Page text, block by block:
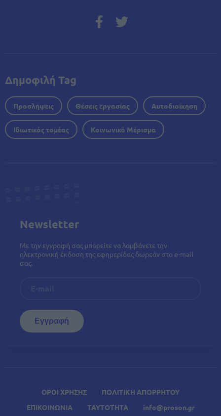
ΟΡΟΙ ΧΡΗΣΗΣ
ΠΟΛΙΤΙΚΗ ΑΠΟΡΡΗΤΟΥ
ΕΠΙΚΟΙΝΩΝΙΑ
ΤΑΥΤΟΤΗΤΑ info@proson.gr
Δημοφιλή Tag
Προσλήψεις Θέσεις εργασίας Αυτοδιοίκηση
Ιδιωτικός τομέας Κοινωνικό Μέρισμα
Newsletter
Με την εγγραφή σας μπορείτε να λαμβάνετε την
ηλεκτρονική έκδοση της εφημερίδας δωρεάν στο e-mail
σας.